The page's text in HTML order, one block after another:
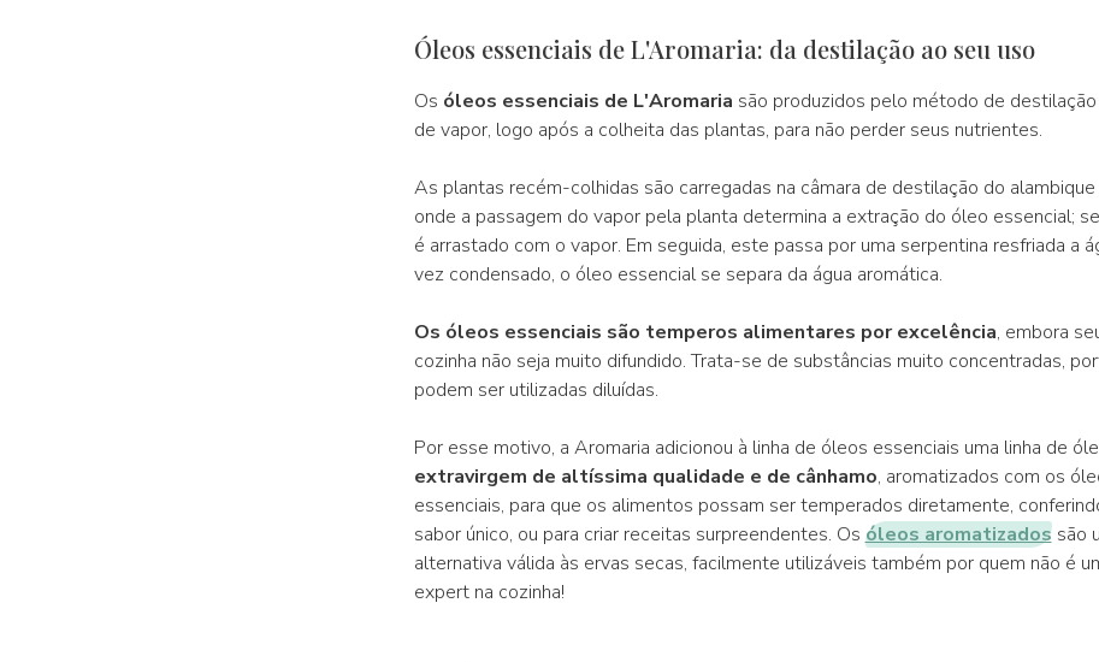
Óleos essenciais de L'Aromaria: da destilação ao seu uso
Os óleos essenciais de L'Aromaria são produzidos pelo método de
de vapor, logo após a colheita das plantas, para não perder seus nutrientes.
As plantas recém-colhidas são carregadas na câmara de destilação do alambique
onde a passagem do vapor pela planta determina a extração do óleo essencial;
é arrastado com o vapor. Em seguida, este passa por uma serpentina resfriada a
vez condensado, o óleo essencial se separa da água aromática.
Os óleos essenciais são temperos alimentares por excelência, embora
cozinha não seja muito difundido. Trata-se de substâncias muito concentradas,
podem ser utilizadas diluídas.
Por esse motivo, a Aromaria adicionou à linha de óleos essenciais uma linha de
extravirgem de altíssima qualidade e de cânhamo, aromatizados com os
essenciais, para que os alimentos possam ser temperados diretamente,
sabor único, ou para criar receitas surpreendentes. Os óleos aromatizadossão
alternativa válida às ervas secas, facilmente utilizáveis também por quem não é
expert na cozinha!